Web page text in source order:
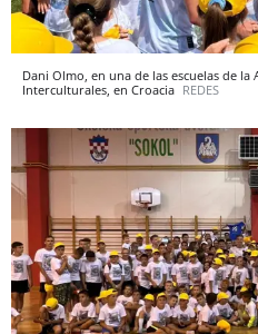
Dani Olmo, en una de las escuelas de la
Interculturales, en Croacia REDES